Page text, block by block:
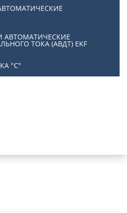
АВТОМАТИЧЕСКИЕ
ТОКА (АВДТ) EKF
"С"